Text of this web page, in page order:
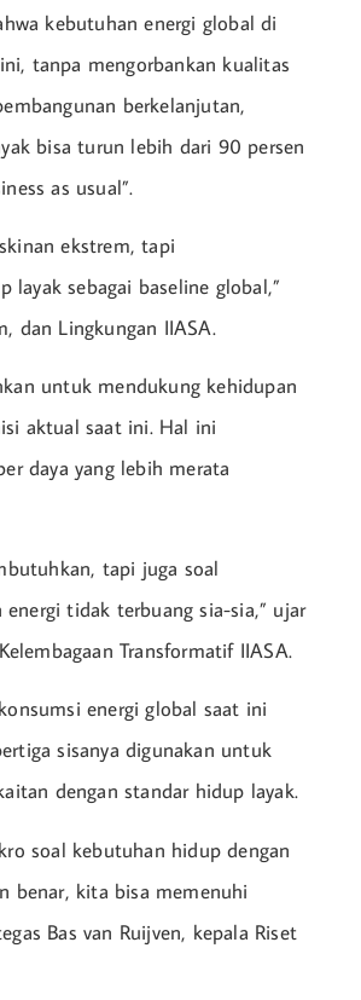
kebutuhan energi global di
tanpa mengorbankan kualitas
berkelanjutan,
bisa turun lebih dari 90 persen
as usual”.
ekstrem, tapi
layak sebagai baseline global,”
dan Lingkungan IIASA.
untuk mendukung kehidupan
aktual saat ini. Hal ini
daya yang lebih merata
tapi juga soal
tidak terbuang sia-sia,” ujar
Transformatif IIASA.
energi global saat ini
sisanya digunakan untuk
dengan standar hidup layak.
soal kebutuhan hidup dengan
benar, kita bisa memenuhi
Bas van Ruijven, kepala Riset